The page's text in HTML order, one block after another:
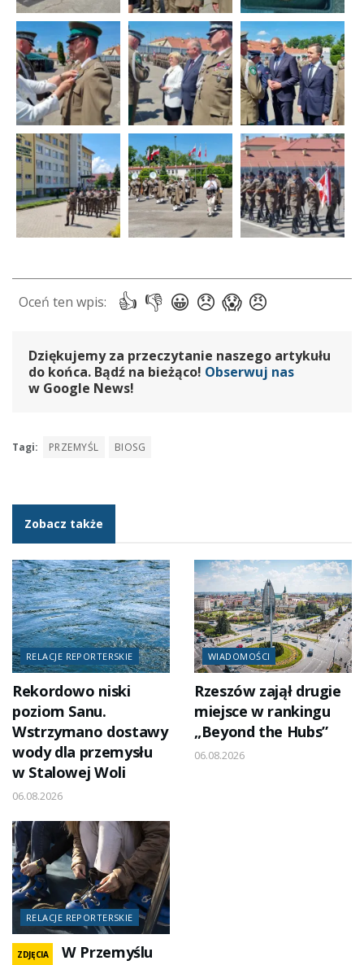
Dziękujemy za przeczytanie naszego artykułu
do końca. Bądź na bieżąco! Obserwuj nas
w Google News!
Tagi: PRZEMYŚL BIOSG
Zobacz także
RELACJE REPORTERSKIE
Rekordowo niski
poziom Sanu.
Wstrzymano dostawy
wody dla przemysłu
w Stalowej Woli
06.08.2026
WIADOMOŚCI
Rzeszów zajął drugie
miejsce w rankingu
„Beyond the Hubs”
06.08.2026
RELACJE REPORTERSKIE
ZDJĘCIA
W Przemyślu